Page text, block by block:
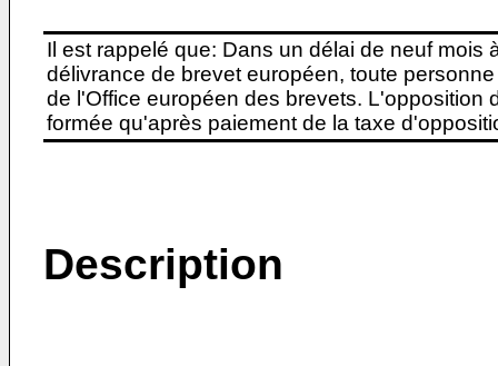
Il est rappelé que: Dans un délai de neuf
délivrance de brevet européen, toute
de l'Office européen des brevets. L'opposition
formée qu'après paiement de la taxe
Description